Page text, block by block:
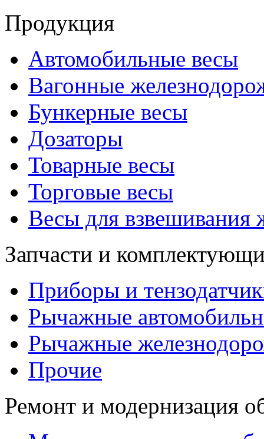
Продукция
Автомобильные весы
Вагонные
Бункерные весы
Дозаторы
Товарные весы
Торговые весы
Весы для взвешивания
Запчасти и
Приборы и
Рычажные
Рычажные
Прочие
Ремонт и модернизация